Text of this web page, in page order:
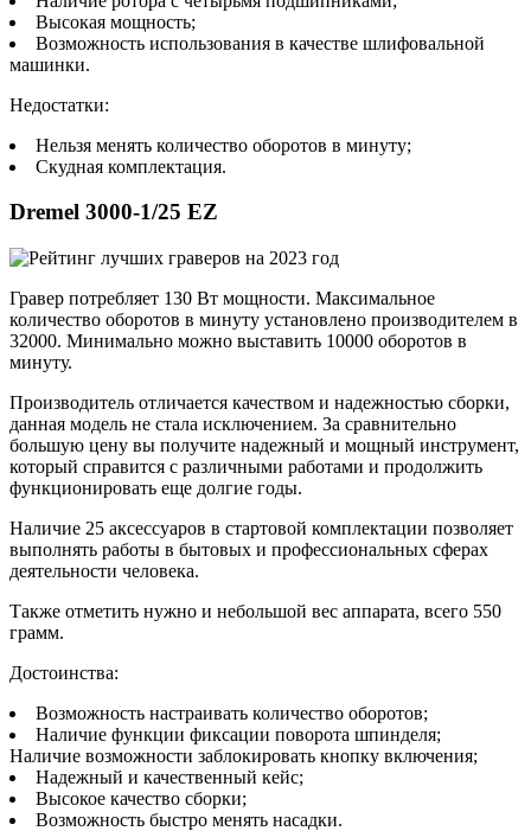
Высокая мощность;
Возможность использования в качестве шлифовальной
машинки.
Недостатки:
Нельзя менять количество оборотов в минуту;
Скудная комплектация.
Dremel 3000-1/25 EZ
Гравер потребляет 130 Вт мощности. Максимальное
количество оборотов в минуту установлено производителем в
32000. Минимально можно выставить 10000 оборотов в
минуту.
Производитель отличается качеством и надежностью сборки,
данная модель не стала исключением. За сравнительно
большую цену вы получите надежный и мощный инструмент,
который справится с различными работами и продолжить
функционировать еще долгие годы.
Наличие 25 аксессуаров в стартовой комплектации позволяет
выполнять работы в бытовых и профессиональных сферах
деятельности человека.
Также отметить нужно и небольшой вес аппарата, всего 550
грамм.
Достоинства:
Возможность настраивать количество оборотов;
Наличие функции фиксации поворота шпинделя;
Наличие возможности заблокировать кнопку включения;
Надежный и качественный кейс;
Высокое качество сборки;
Возможность быстро менять насадки.